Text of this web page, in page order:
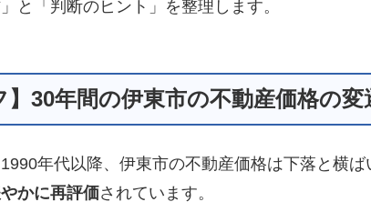
と「判断のヒント」を整理します。
】30年間の伊東市の不動産価格の変
年代以降、伊東市の不動産価格は下落と横
かに再評価されています。